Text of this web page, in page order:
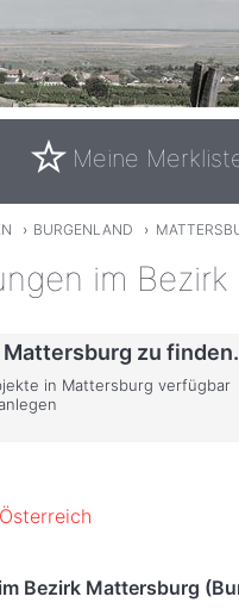
Meine
› BURGENLAND ›
im
zu finden.
in Mattersburg verfügbar
Bezirk Mattersburg